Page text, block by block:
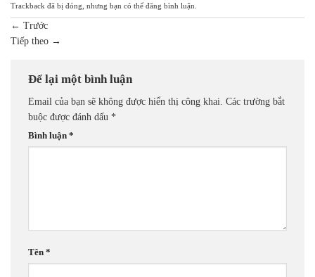
Trackback đã bị đóng, nhưng bạn có thể đăng bình luận
← Trước
Tiếp theo →
Để lại một bình luận
Email của bạn sẽ không được hiển thị công khai. Các trường bắt
buộc được đánh dấu *
Bình luận *
Tên *